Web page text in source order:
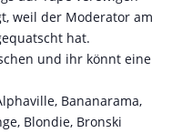
weil der Moderator am
hat.
und ihr könnt eine
Bananarama,
Blondie, Bronski